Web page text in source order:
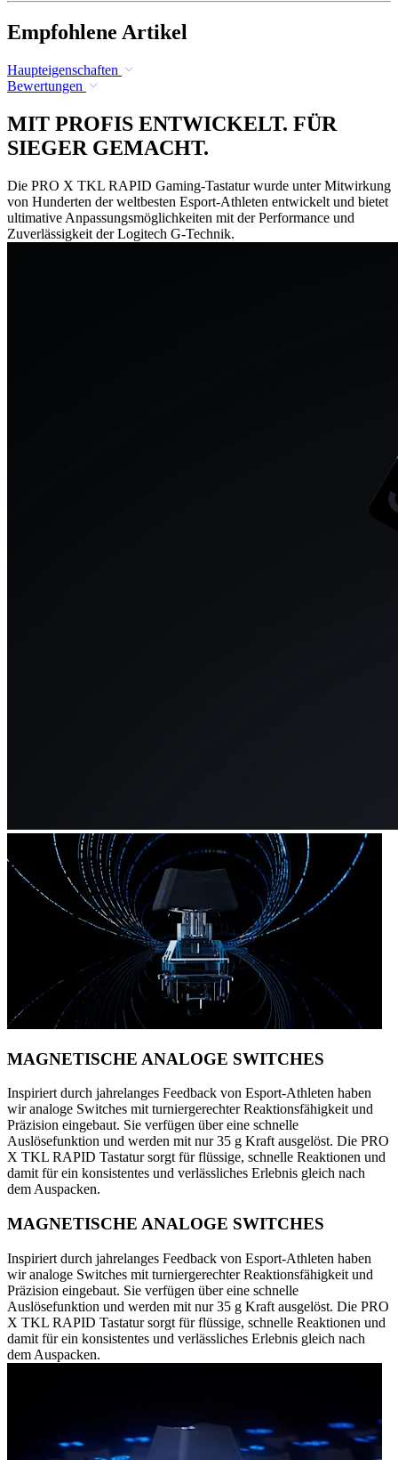
Empfohlene Artikel
Haupteigenschaften
Bewertungen
MIT PROFIS ENTWICKELT. FÜR
SIEGER GEMACHT.
Die PRO X TKL RAPID Gaming-Tastatur wurde unter Mitwirkung
von Hunderten der weltbesten Esport-Athleten entwickelt und bietet
ultimative Anpassungsmöglichkeiten mit der Performance und
Zuverlässigkeit der Logitech G-Technik.
MAGNETISCHE ANALOGE SWITCHES
Inspiriert durch jahrelanges Feedback von Esport-Athleten haben
wir analoge Switches mit turniergerechter Reaktionsfähigkeit und
Präzision eingebaut. Sie verfügen über eine schnelle
Auslösefunktion und werden mit nur 35 g Kraft ausgelöst. Die PRO
X TKL RAPID Tastatur sorgt für flüssige, schnelle Reaktionen und
damit für ein konsistentes und verlässliches Erlebnis gleich nach
dem Auspacken.
MAGNETISCHE ANALOGE SWITCHES
Inspiriert durch jahrelanges Feedback von Esport-Athleten haben
wir analoge Switches mit turniergerechter Reaktionsfähigkeit und
Präzision eingebaut. Sie verfügen über eine schnelle
Auslösefunktion und werden mit nur 35 g Kraft ausgelöst. Die PRO
X TKL RAPID Tastatur sorgt für flüssige, schnelle Reaktionen und
damit für ein konsistentes und verlässliches Erlebnis gleich nach
dem Auspacken.